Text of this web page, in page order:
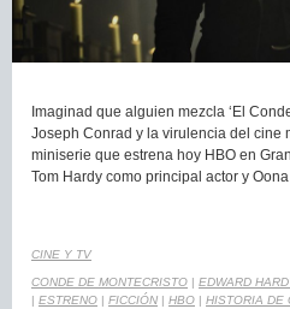
Imaginad que alguien mezcla ‘El
Joseph Conrad y la virulencia del cine
miniserie que estrena hoy HBO en
Tom Hardy como principal actor y
CINE Y TV
CONDE DE MONTECRISTO | EDWARD
| ESTRENO | FICCIÓN | HBO | HISTORIA DE